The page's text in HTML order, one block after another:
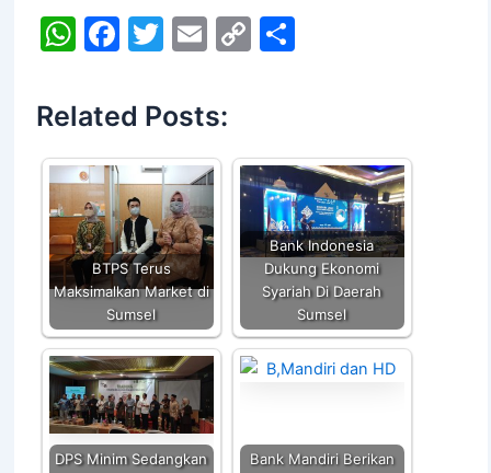
W
at
s
A
p
p
F
c
e
b
o
o
k
T
itt
er
E
ai
l
C
Li
n
k
S
Related Posts:
BTPS Terus
Maksimalkan Market di
Sumsel
Bank Indonesia
Dukung Ekonomi
Syariah Di Daerah
Sumsel
DPS Minim Sedangkan
Bank Mandiri Berikan